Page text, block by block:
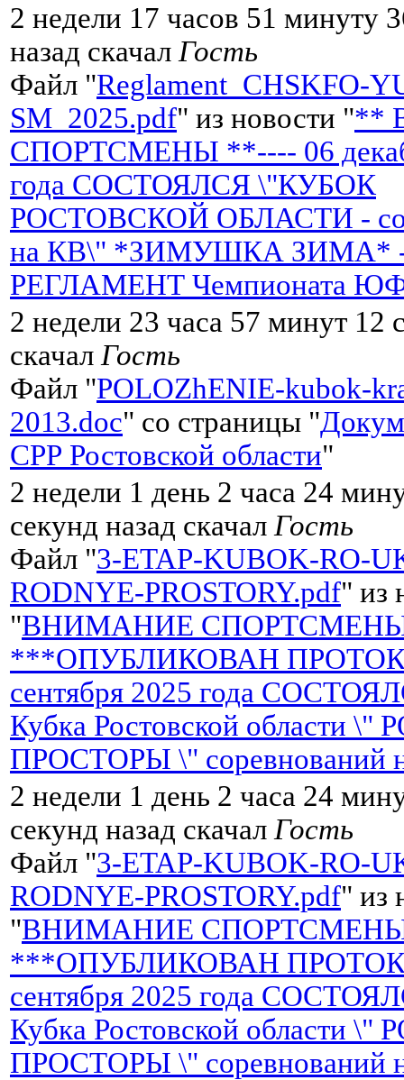
2 недели 17 часов 51 минуту
назад скачал Гость
Файл "Reglament_CHSKFO-
SM_2025.pdf" из новости "**
СПОРТСМЕНЫ **---- 06
года СОСТОЯЛСЯ \"КУБОК
РОСТОВСКОЙ ОБЛАСТИ -
на КВ\" *ЗИМУШКА ЗИМА* --
РЕГЛАМЕНТ Чемпионата
2 недели 23 часа 57 минут 12
скачал Гость
Файл "POLOZhENIE-kubok-
2013.doc" со страницы "
СРР Ростовской области"
2 недели 1 день 2 часа 24
секунд назад скачал Гость
Файл "3-ETAP-KUBOK-RO-
RODNYE-PROSTORY.pdf" из
"ВНИМАНИЕ
***ОПУБЛИКОВАН
сентября 2025 года
Кубка Ростовской области
ПРОСТОРЫ \" соревнований
2 недели 1 день 2 часа 24
секунд назад скачал Гость
Файл "3-ETAP-KUBOK-RO-
RODNYE-PROSTORY.pdf" из
"ВНИМАНИЕ
***ОПУБЛИКОВАН
сентября 2025 года
Кубка Ростовской области
ПРОСТОРЫ \" соревнований